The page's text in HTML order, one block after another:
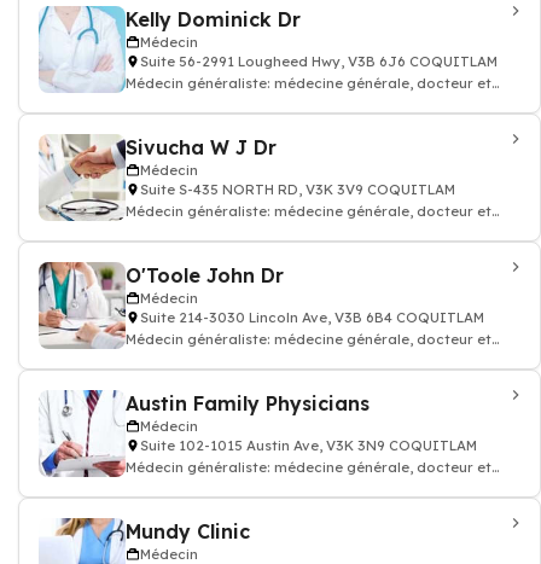
Kelly Dominick Dr
Médecin
Suite 56-2991 Lougheed Hwy, V3B 6J6 COQUITLAM
Médecin généraliste: médecine générale, docteur et
Sivucha W J Dr
Médecin
Suite S-435 NORTH RD, V3K 3V9 COQUITLAM
Médecin généraliste: médecine générale, docteur et
O'Toole John Dr
Médecin
Suite 214-3030 Lincoln Ave, V3B 6B4 COQUITLAM
Médecin généraliste: médecine générale, docteur et
Austin Family Physicians
Médecin
Suite 102-1015 Austin Ave, V3K 3N9 COQUITLAM
Médecin généraliste: médecine générale, docteur et
Mundy Clinic
Médecin